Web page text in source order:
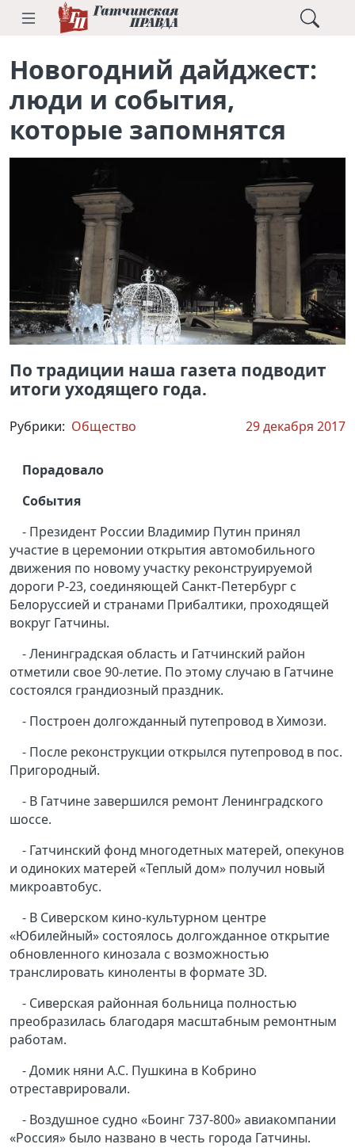
Новогодний дайджест:
люди и события,
которые запомнятся
По традиции наша газета подводит
итоги уходящего года.
Рубрики: Общество 29 декабря 2017
Порадовало
События
- Президент России Владимир Путин принял
участие в церемонии открытия автомобильного
движения по новому участку реконструируемой
дороги Р-23, соединяющей Санкт-Петербург с
Белоруссией и странами Прибалтики, проходящей
вокруг Гатчины.
- Ленинградская область и Гатчинский район
отметили свое 90-летие. По этому случаю в Гатчине
состоялся грандиозный праздник.
- Построен долгожданный путепровод в Химози.
- После реконструкции открылся путепровод в пос.
Пригородный.
- В Гатчине завершился ремонт Ленинградского
шоссе.
- Гатчинский фонд многодетных матерей, опекунов
и одиноких матерей «Теплый дом» получил новый
микроавтобус.
- В Сиверском кино-культурном центре
«Юбилейный» состоялось долгожданное открытие
обновленного кинозала с возможностью
транслировать киноленты в формате 3D.
- Сиверская районная больница полностью
преобразилась благодаря масштабным ремонтным
работам.
- Домик няни А.С. Пушкина в Кобрино
отреставрировали.
- Воздушное судно «Боинг 737-800» авиакомпании
«Россия» было названо в честь города Гатчины.